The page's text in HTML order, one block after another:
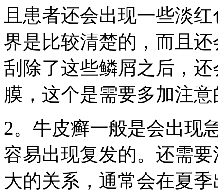
且患者还会出现一些淡
界是比较清楚的，而且
刮除了这些鳞屑之后，
膜，这个是需要多加注意
2。牛皮癣一般是会出现
容易出现复发的。还需
大的关系，通常会在夏